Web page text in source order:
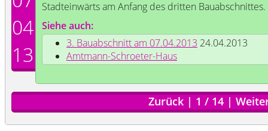
04
13
Stadteinwärts am Anfang des dritten Bauabschnittes.
Siehe auch:
3. Bauabschnitt am 07.04.2013 24.04.2013
Amtmann-Schroeter-Haus
Zurück | 1 / 14 |